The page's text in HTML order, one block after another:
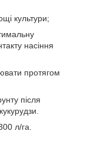
культури;
насіння
протягом
після
л/га.